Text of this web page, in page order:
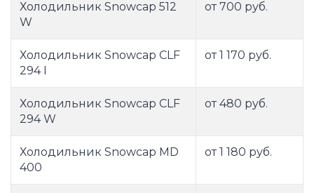
Холодильник Snowcap 512
W
от 700 руб.
Холодильник Snowcap CLF
294 I
от 1 170 руб.
Холодильник Snowcap CLF
294 W
от 480 руб.
Холодильник Snowcap MD
400
от 1 180 руб.